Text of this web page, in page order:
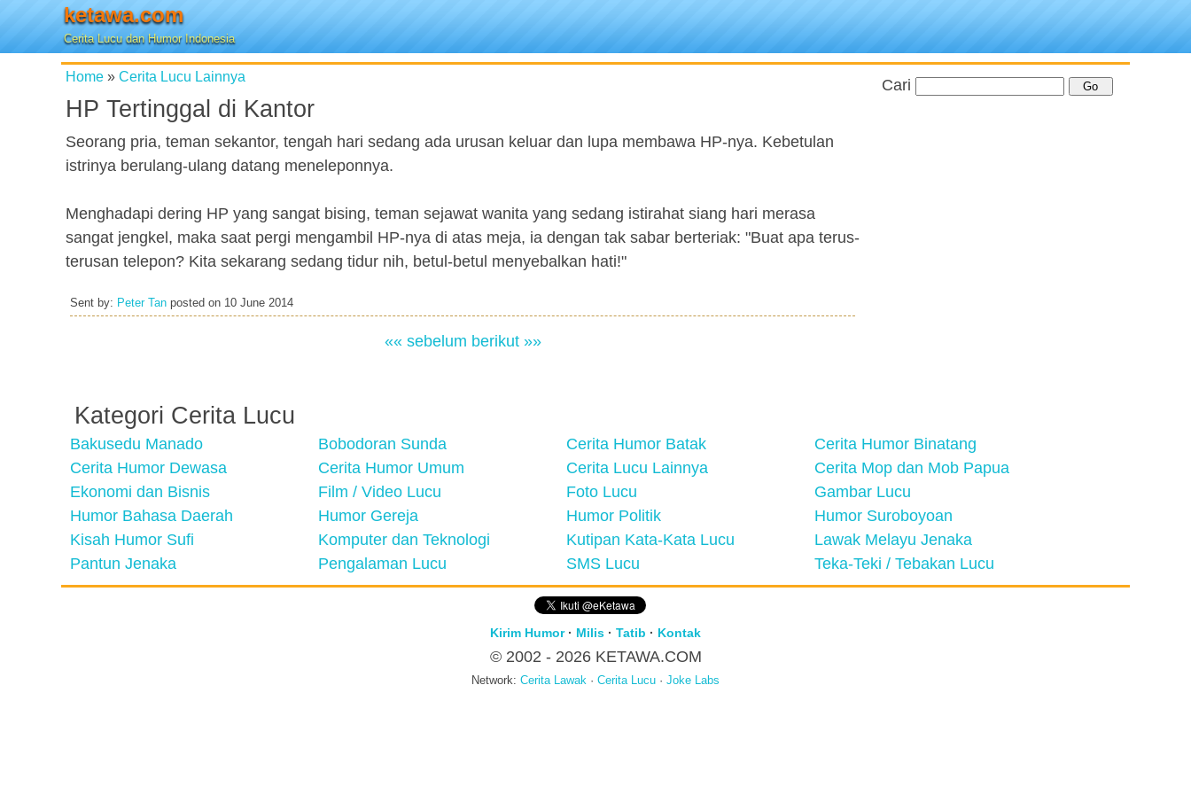
ketawa.com
Cerita Lucu dan Humor Indonesia
Home » Cerita Lucu Lainnya
HP Tertinggal di Kantor
Seorang pria, teman sekantor, tengah hari sedang ada urusan keluar dan lupa membawa HP-nya. Kebetulan
istrinya berulang-ulang datang meneleponnya.
Menghadapi dering HP yang sangat bising, teman sejawat wanita yang sedang istirahat siang hari merasa
sangat jengkel, maka saat pergi mengambil HP-nya di atas meja, ia dengan tak sabar berteriak: "Buat apa terus-
terusan telepon? Kita sekarang sedang tidur nih, betul-betul menyebalkan hati!"
Sent by: Peter Tan posted on 10 June 2014
«« sebelum berikut »»
Cari
Kategori Cerita Lucu
Bakusedu Manado Bobodoran Sunda Cerita Humor Batak
Cerita Humor Binatang
Cerita Humor Dewasa
Cerita Humor Umum Cerita Lucu Lainnya
Cerita Mop dan Mob Papua
Ekonomi dan Bisnis
Film / Video Lucu Foto Lucu
Gambar Lucu
Humor Bahasa Daerah
Humor Gereja Humor Politik
Humor Suroboyoan
Kisah Humor Sufi
Komputer dan Teknologi Kutipan Kata-Kata Lucu
Lawak Melayu Jenaka
Pantun Jenaka
Pengalaman Lucu SMS Lucu Teka-Teki / Tebakan Lucu
Kirim Humor· Milis · Tatib · Kontak
© 2002 - 2026 KETAWA.COM
Network: Cerita Lawak · Cerita Lucu · Joke Labs